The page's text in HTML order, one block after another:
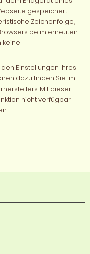
gespeichert
Zeichenfolge,
beim erneuten
keine
Einstellungen Ihres
dazu finden Sie im
Mit dieser
nicht verfügbar